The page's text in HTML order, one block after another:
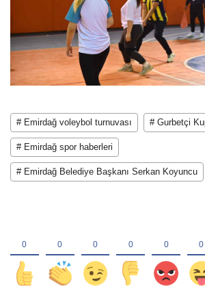
# Emirdağ voleybol turnuvası # Gurbetçi
# Emirdağ spor haberleri
# Emirdağ Belediye Başkanı Serkan Koyuncu